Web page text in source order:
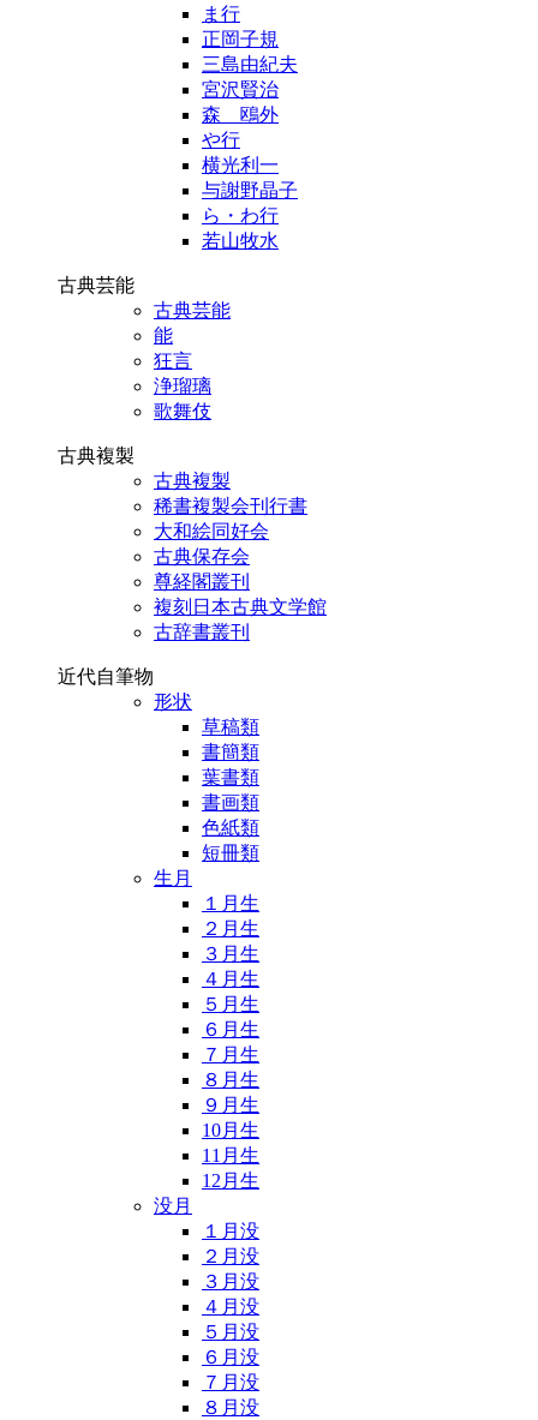
ま行
正岡子規
三島由紀夫
宮沢賢治
森 鴎外
や行
横光利一
与謝野晶子
ら・わ行
若山牧水
古典芸能
古典芸能
能
狂言
浄瑠璃
歌舞伎
古典複製
古典複製
稀書複製会刊行書
大和絵同好会
古典保存会
尊経閣叢刊
複刻日本古典文学館
古辞書叢刊
近代自筆物
形状
草稿類
書簡類
葉書類
書画類
色紙類
短冊類
生月
１月生
２月生
３月生
４月生
５月生
６月生
７月生
８月生
９月生
10月生
11月生
12月生
没月
１月没
２月没
３月没
４月没
５月没
６月没
７月没
８月没